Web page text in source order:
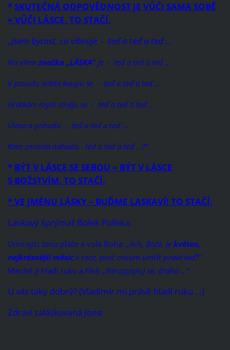
*SKUTEČNÁ ODPOVĚDNOST JE VŮČI SAMA SOBĚ
= VŮČI LÁSCE. TO STAČÍ.
„Jsem bytost, co vibruje - teď a teď a teď …
Na všemznačka „LÁSKA“je - teď a teď a teď …
V proudu světla koupu se - teď a teď a teď …
Hrátkám mysli směju se - teď a teď a teď …
Úleva a pohoda - teď a teď a teď …
Kam zmizela náhoda - teď a teď a teď …?“
* BÝT V LÁSCE SE SEBOU = BÝT V LÁSCE
S BOŽSTVÍM. TO STAČÍ.
* VE JMÉNU LÁSKY – BUĎME LASKAVÍ! TO STAČÍ.
Laskavý šprýmař Bolek Polívka:
Umírající žena pláče a volá Boha: „Ach, Bože, je květen,
nejkrásnější měsícv roce, proč musím umřít právě teď?“
Manžel jí hladí ruku a říká: „Nerozptyluj se, drahá …“
U vás taky dobrý? (Vladimír mi právě hladí ruku …)
Zdraví zaláskovaná Jana